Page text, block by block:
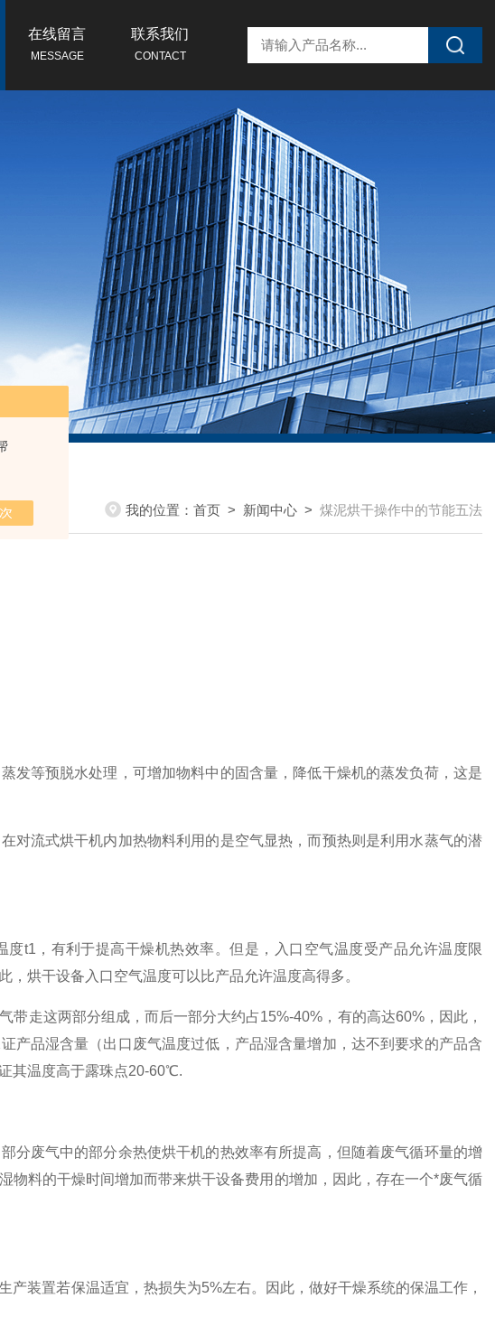
在线留言
MESSAGE
联系我们
CONTACT
我的位置： 首页 > 新闻中心 > 煤泥烘干操作中的节能五法
等预脱水处理，可增加物料中的固含量，降低干燥机的蒸发负荷，这是
流式烘干机内加热物料利用的是空气显热，而预热则是利用水蒸气的潜
，有利于提高干燥机热效率。但是，入口空气温度受产品允许温度限
烘干设备入口空气温度可以比产品允许温度高得多。
走这两部分组成，而后一部分大约占15%-40%，有的高达60%，因此，
产品湿含量（出口废气温度过低，产品湿含量增加，达不到要求的产品含
其温度高于露珠点20-60℃.
废气中的部分余热使烘干机的热效率有所提高，但随着废气循环量的增
物料的干燥时间增加而带来烘干设备费用的增加，因此，存在一个*废气循
置若保温适宜，热损失为5%左右。因此，做好干燥系统的保温工作，